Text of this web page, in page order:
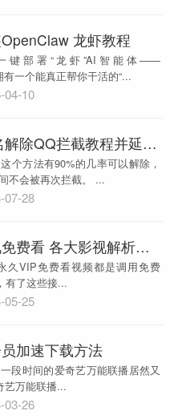
龙虾教程
键部署“龙虾”AI智能体——
一个能真正帮你干活的“...
04-10
2023最新域名解除QQ拦截教程并延长拦截间隔
个方法有90%的几率可以解除，
并且有很长一段时间不会被再次拦截。 ...
07-28
腾爱优芒影视免费看 各大影视解析接口分享
有了这些接...
05-25
加速下载方法
段时间的爱奇艺万能联播居然又
艺万能联播...
03-26